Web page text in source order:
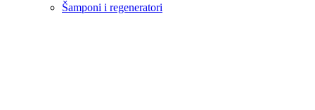
Šamponi i regeneratori